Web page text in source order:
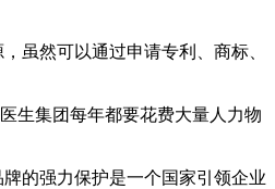
虽然可以通过申请专利、商标、
生集团每年都要花费大量人力物
的强力保护是一个国家引领企业